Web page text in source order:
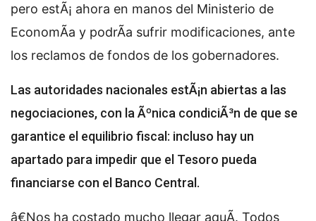
pero estÃ¡ ahora en manos del Ministerio de
EconomÃ­a y podrÃ­a sufrir modificaciones, ante
los reclamos de fondos de los gobernadores.
Las autoridades nacionales estÃ¡n abiertas a las
negociaciones, con la Ãºnica condiciÃ³n de que se
garantice el equilibrio fiscal: incluso hay un
apartado para impedir que el Tesoro pueda
financiarse con el Banco Central.
â€Nos ha costado mucho llegar aquÃ­. Todos